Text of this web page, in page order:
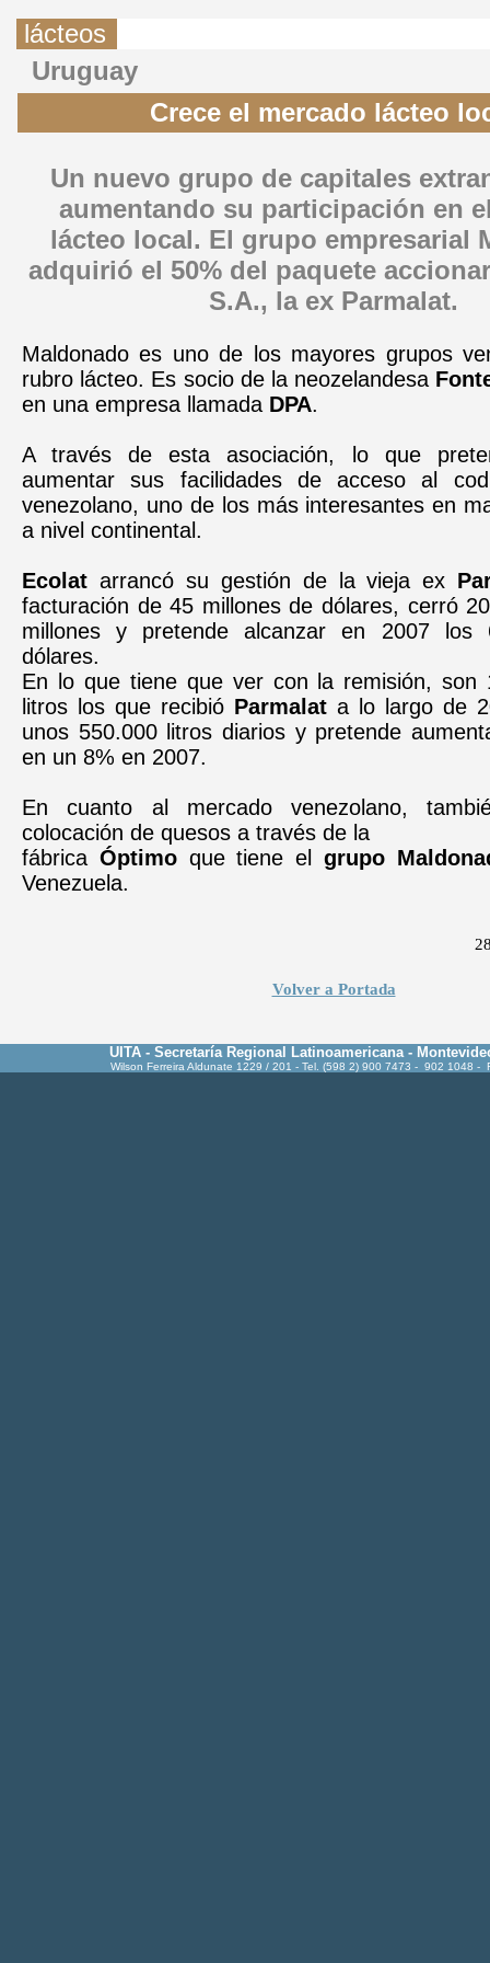
lácteos
Uruguay
Crece el mercado lácteo
Un nuevo grupo de capitales
aumentando su participación en
lácteo local. El grupo empresarial
adquirió el 50% del paquete
S.A., la ex Parmalat.
Maldonado es uno de los mayores grupos
rubro lácteo. Es socio de la neozelandesa
en una empresa llamada DPA.
A través de esta asociación, lo que
aumentar sus facilidades de acceso al
venezolano, uno de los más interesantes en
a nivel continental.
Ecolat arrancó su gestión de la vieja ex
facturación de 45 millones de dólares, cerró
millones y pretende alcanzar en 2007 los
dólares.
En lo que tiene que ver con la remisión, son
litros los que recibió Parmalat a lo largo de
unos 550.000 litros diarios y pretende
en un 8% en 2007.
En cuanto al mercado venezolano,
colocación de quesos a través de la
fábrica Óptimoque tiene el grupo
Venezuela.
Volver a Portada
UITA - Secretaría Regional Latinoamericana -
Wilson Ferreira Aldunate 1229 / 201 - Tel. (598 2) 900 7473 - 902 1048 -